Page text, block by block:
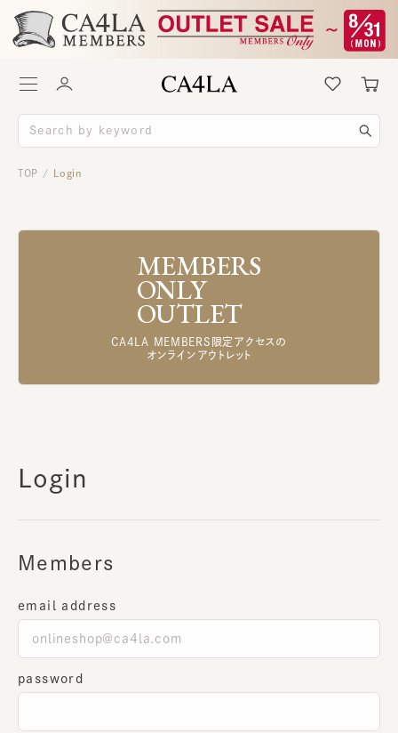
TOP / Login
MEMBERS
ONLY
OUTLET
CA4LA MEMBERS限定アクセスの
オンラインアウトレット
Login
Members
email address
password